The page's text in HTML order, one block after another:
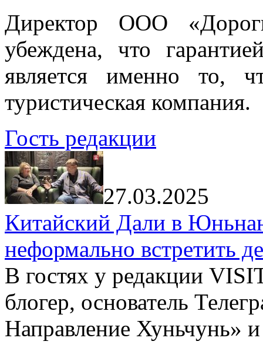
Директор ООО
убеждена, что
является именно то,
туристическая компания.
Гость редакции
27.03.2025
Китайский Дали в
неформально встретить
В гостях у редакции
блогер, основатель
Направление Хуньчунь»